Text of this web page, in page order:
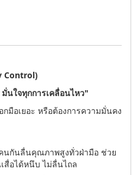
Control)
นใจทุกการเคลื่อนไหว"
มือเยอะ หรือต้องการความมั่นคง
นกันลื่นคุณภาพสูงทั่วฝ่ามือ ช่วย
สื่อได้หนึบ ไม่ลื่นไถล